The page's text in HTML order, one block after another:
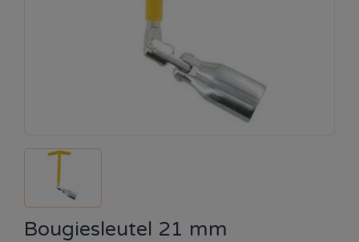
Bougiesleutel 21 mm